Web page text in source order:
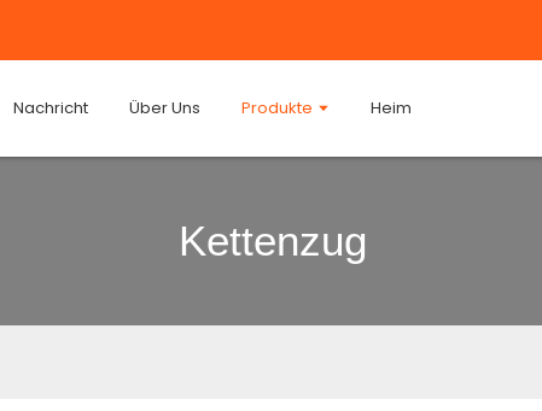
Nachricht Über Uns Produkte Heim
Kettenzug